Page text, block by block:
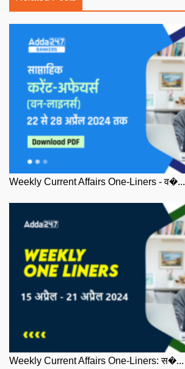
Weekly Current Affairs One-Liners - व�...
Weekly Current Affairs One-Liners: स�...